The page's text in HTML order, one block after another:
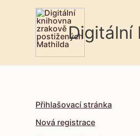
Digitální
Přihlašovací stránka
Nová registrace